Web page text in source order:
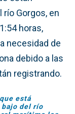
Gorgos, en
horas,
necesidad de
debido a las
registrando.
está
bajo del río